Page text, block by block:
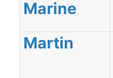
Marine
Martin